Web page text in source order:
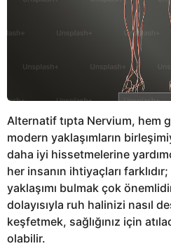
Alternatif tıpta Nervium, hem
modern yaklaşımların
daha iyi hissetmelerine
her insanın ihtiyaçları
yaklaşımı bulmak çok
dolayısıyla ruh halinizi nasıl
keşfetmek, sağlığınız için
olabilir.